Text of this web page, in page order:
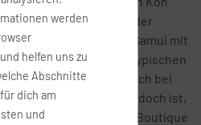
üblichen Stress bei der
Airport von Koh Samui mit
Gebäuden im landestypischen
vermittelt gleich bei
Das Problem jedoch ist,
Airways gehört. Diese Boutique
werden
helfen uns zu
Abschnitte
dich am
und